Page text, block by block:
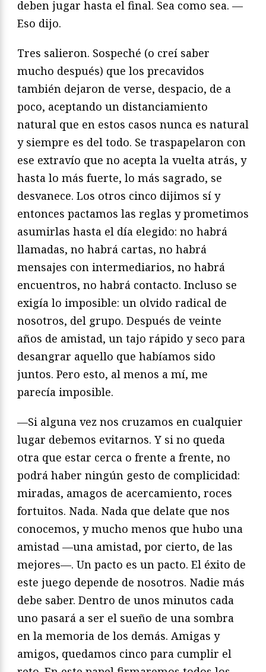
deben jugar hasta el final. Sea como sea. —
Eso dijo.
Tres salieron. Sospeché (o creí saber
mucho después) que los precavidos
también dejaron de verse, despacio, de a
poco, aceptando un distanciamiento
natural que en estos casos nunca es natural
y siempre es del todo. Se traspapelaron con
ese extravío que no acepta la vuelta atrás, y
hasta lo más fuerte, lo más sagrado, se
desvanece. Los otros cinco dijimos sí y
entonces pactamos las reglas y prometimos
asumirlas hasta el día elegido: no habrá
llamadas, no habrá cartas, no habrá
mensajes con intermediarios, no habrá
encuentros, no habrá contacto. Incluso se
exigía lo imposible: un olvido radical de
nosotros, del grupo. Después de veinte
años de amistad, un tajo rápido y seco para
desangrar aquello que habíamos sido
juntos. Pero esto, al menos a mí, me
parecía imposible.
—Si alguna vez nos cruzamos en cualquier
lugar debemos evitarnos. Y si no queda
otra que estar cerca o frente a frente, no
podrá haber ningún gesto de complicidad:
miradas, amagos de acercamiento, roces
fortuitos. Nada. Nada que delate que nos
conocemos, y mucho menos que hubo una
amistad —una amistad, por cierto, de las
mejores—. Un pacto es un pacto. El éxito de
este juego depende de nosotros. Nadie más
debe saber. Dentro de unos minutos cada
uno pasará a ser el sueño de una sombra
en la memoria de los demás. Amigas y
amigos, quedamos cinco para cumplir el